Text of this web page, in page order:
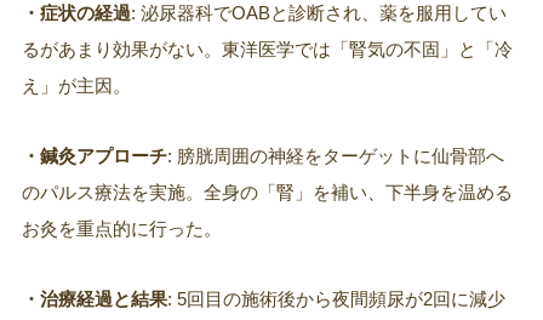
・症状の経過: 泌尿器科でOABと診断され、薬を服用してい
るがあまり効果がない。東洋医学では「腎気の不固」と「冷
え」が主因。
・鍼灸アプローチ: 膀胱周囲の神経をターゲットに仙骨部へ
のパルス療法を実施。全身の「腎」を補い、下半身を温める
お灸を重点的に行った。
・治療経過と結果: 5回目の施術後から夜間頻尿が2回に減少